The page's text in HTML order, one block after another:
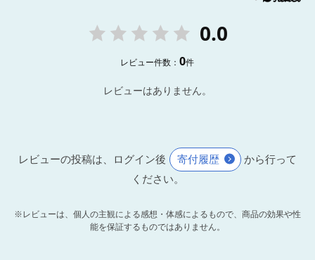
0.0
レビュー件数：0件
レビューはありません。
レビューの投稿は、ログイン後 寄付履歴
から行って
ください。
※レビューは、個人の主観による感想・体感によるもので、商品の効果や性
能を保証するものではありません。